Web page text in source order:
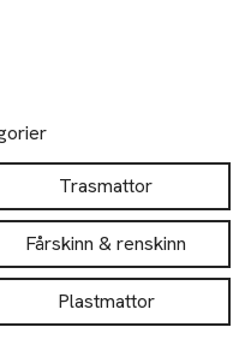
Trasmattor
Fårskinn & renskinn
Plastmattor